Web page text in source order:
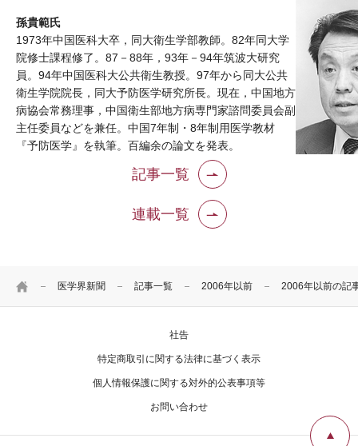
HOME 医学界新聞 記事一覧 2006年以前 2006年以前の記
孫貴範氏
1973年中国医科大卒，同大衛生学部教師。82年同大学
院修士課程修了。87－88年，93年－94年筑波大研究
員。94年中国医科大公共衛生教授。97年から同大公共
衛生学院院長，同大予防医学研究所長。現在，中国地方
病協会常務理事，中国衛生部地方病専門家諮問委員会副
主任委員などを兼任。中国7年制・8年制用医学教材
『予防医学』を執筆。百編余の論文を発表。
記事一覧
連載一覧
社告
特定商取引に関する法律に基づく表示
個人情報保護に関する対外的公表事項等
お問い合わせ